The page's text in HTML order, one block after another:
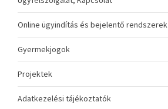
Online ügyindítás és bejelentő rendszerek
Gyermekjogok
Projektek
Adatkezelési tájékoztatók